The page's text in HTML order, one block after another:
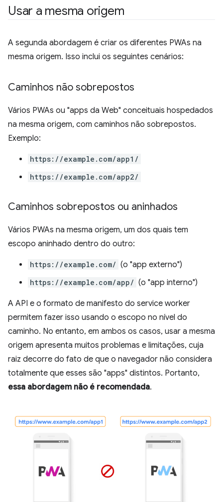
Usar a mesma origem
A segunda abordagem é criar os diferentes PWAs na
mesma origem. Isso inclui os seguintes cenários:
Caminhos não sobrepostos
Vários PWAs ou "apps da Web" conceituais hospedados
na mesma origem, com caminhos não sobrepostos.
Exemplo:
https://example.com/app1/
https://example.com/app2/
Caminhos sobrepostos ou aninhados
Vários PWAs na mesma origem, um dos quais tem
escopo aninhado dentro do outro:
https://example.com/ (o "app externo")
https://example.com/app/ (o "app interno")
A API e o formato de manifesto do service worker
permitem fazer isso usando o escopo no nível do
caminho. No entanto, em ambos os casos, usar a mesma
origem apresenta muitos problemas e limitações, cuja
raiz decorre do fato de que o navegador não considera
totalmente que esses são "apps" distintos. Portanto,
essa abordagem não é recomendada.